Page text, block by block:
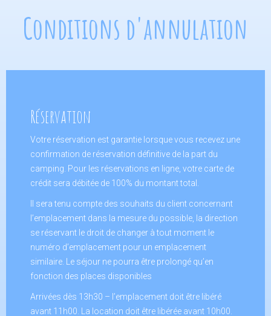
Conditions d'annulation
Réservation
Votre réservation est garantie lorsque vous recevez une
confirmation de réservation définitive de la part du
camping. Pour les réservations en ligne, votre carte de
crédit sera débitée de 100% du montant total.
Il sera tenu compte des souhaits du client concernant
l’emplacement dans la mesure du possible, la direction
se réservant le droit de changer à tout moment le
numéro d’emplacement pour un emplacement
similaire. Le séjour ne pourra être prolongé qu’en
fonction des places disponibles
Arrivées dès 13h30 – l’emplacement doit être libéré
avant 11h00. La location doit être libérée avant 10h00.